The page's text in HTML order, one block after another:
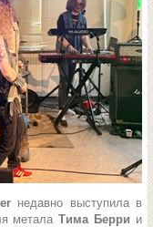
недавно выступила в
метала Тима Берри и